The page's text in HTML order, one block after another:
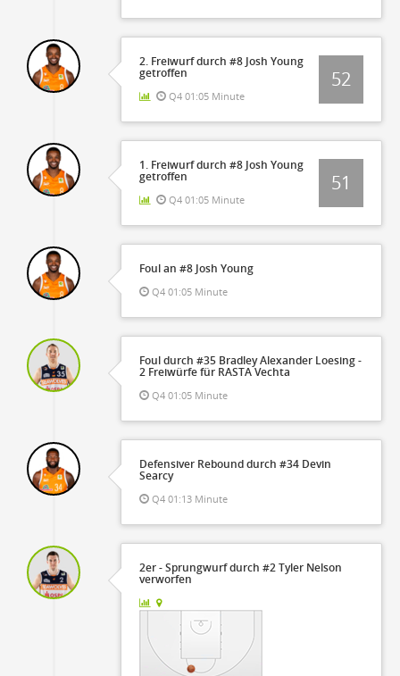
2. Freiwurf durch #8 Josh Young
getroffen
Q4 01:05 Minute
52
1. Freiwurf durch #8 Josh Young
getroffen
Q4 01:05 Minute
51
Foul an #8 Josh Young
Q4 01:05 Minute
Foul durch #35 Bradley Alexander Loesing -
2 Freiwürfe für RASTA Vechta
Q4 01:05 Minute
Defensiver Rebound durch #34 Devin
Searcy
Q4 01:13 Minute
2er - Sprungwurf durch #2 Tyler Nelson
verworfen